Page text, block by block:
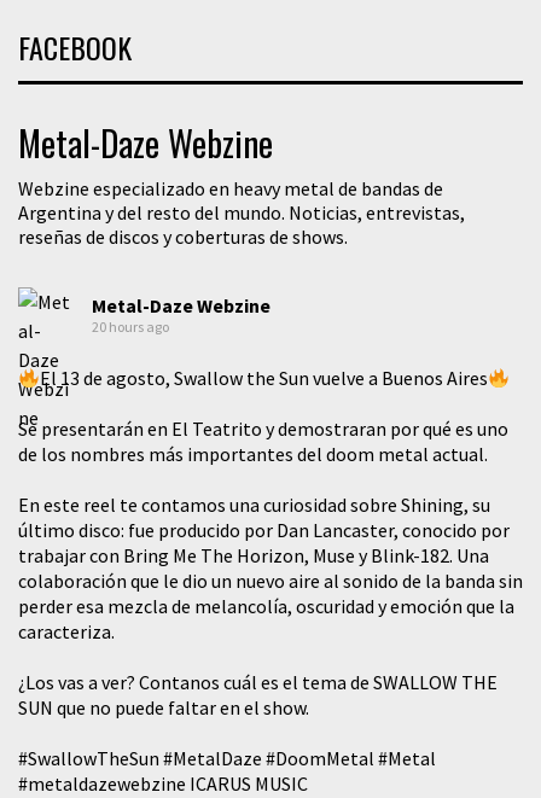
FACEBOOK
Metal-Daze Webzine
Webzine especializado en heavy metal de bandas de
Argentina y del resto del mundo. Noticias, entrevistas,
reseñas de discos y coberturas de shows.
Metal-Daze Webzine
20 hours ago
El 13 de agosto, Swallow the Sun vuelve a Buenos Aires
Se presentarán en El Teatrito y demostraran por qué es uno
de los nombres más importantes del doom metal actual.
En este reel te contamos una curiosidad sobre Shining, su
último disco: fue producido por Dan Lancaster, conocido por
trabajar con Bring Me The Horizon, Muse y Blink-182. Una
colaboración que le dio un nuevo aire al sonido de la banda sin
perder esa mezcla de melancolía, oscuridad y emoción que la
caracteriza.
¿Los vas a ver? Contanos cuál es el tema de SWALLOW THE
SUN que no puede faltar en el show.
#SwallowTheSun #MetalDaze #DoomMetal #Metal
#metaldazewebzine ICARUS MUSIC